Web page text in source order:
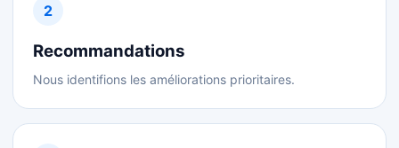
2
Recommandations
Nous identifions les améliorations prioritaires.